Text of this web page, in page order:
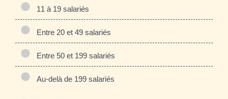
11 à 19 salariés
Entre 20 et 49 salariés
Entre 50 et 199 salariés
Au-delà de 199 salariés